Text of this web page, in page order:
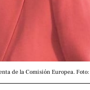
de la Comisión Europea. Foto: